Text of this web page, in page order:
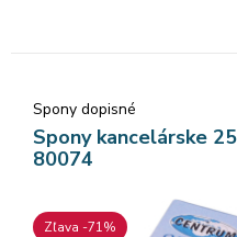
Spony dopisné
Spony kancelárske
80074
Zľava -71%